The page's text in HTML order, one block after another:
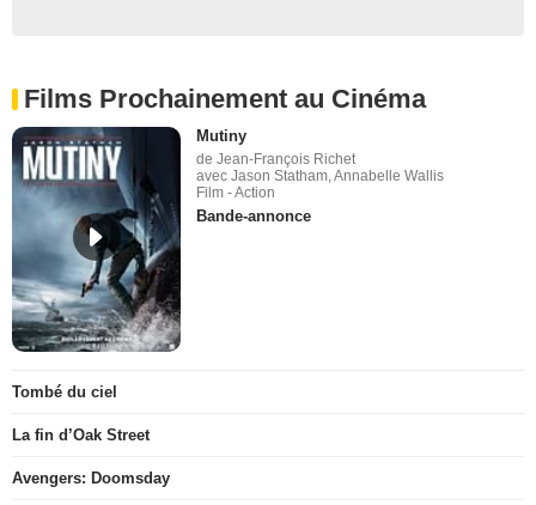
Films Prochainement au Cinéma
Mutiny
de Jean-François Richet
avec Jason Statham, Annabelle Wallis
Film - Action
Bande-annonce
Tombé du ciel
La fin d’Oak Street
Avengers: Doomsday